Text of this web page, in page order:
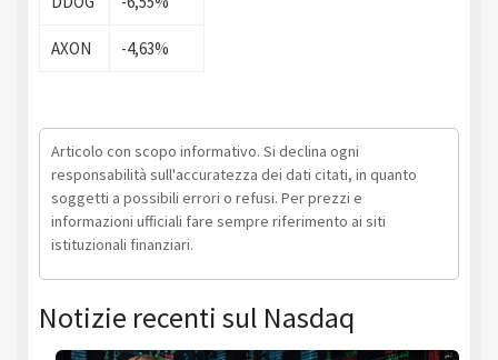
AXON -4,63%
Articolo con scopo informativo. Si declina ogni
responsabilità sull'accuratezza dei dati citati, in quanto
soggetti a possibili errori o refusi. Per prezzi e
informazioni ufficiali fare sempre riferimento ai siti
istituzionali finanziari.
Notizie recenti sul Nasdaq